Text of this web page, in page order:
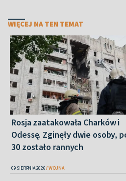
WIĘCEJ NA TEN TEMAT
Rosja zaatakowała Charków i
Odessę. Zginęły dwie osoby,
30 zostało rannych
09 SIERPNIA 2026 WOJNA